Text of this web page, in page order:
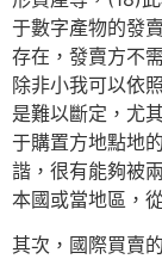
于數字產物的發
存在，發賣方不
除非小我可以依
是難以斷定，尤
于購置方地點地
諧，很有能夠被
本國或當地區，
其次，國際買賣